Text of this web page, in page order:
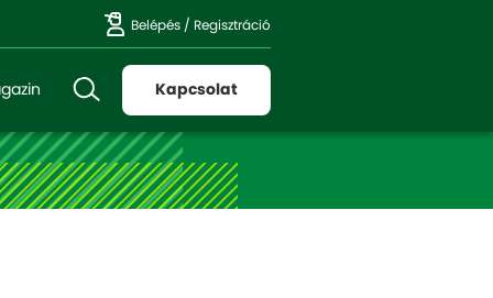
Belépés / Regisztráció
Kapcsolat